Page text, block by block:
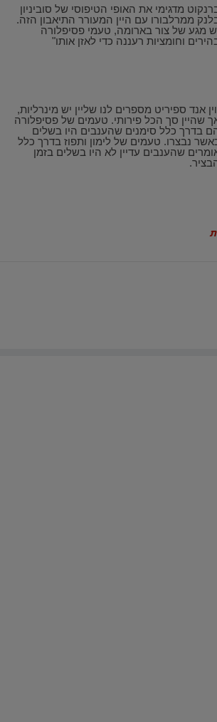
מדגימי את האופי הטיפוסי של סוביניון
ממרלבורו עם היין המעורר התיאבון הזה.
מגע של צור בארומה, טעמי פסיפלורה
וחומציות רעננה כדי לאזן אותו"
אנד ספיריט מספרים לנו שליין יש מינרליות,
שהיין סך הכל פירותי. טעמים של פסיפלורה
בדרך כלל סימנים שהענבים היו בשלים
נבצרו. טעמים של לימון ותפוז בדרך כלל
שהענבים עדיין לא היו בשלים בזמן